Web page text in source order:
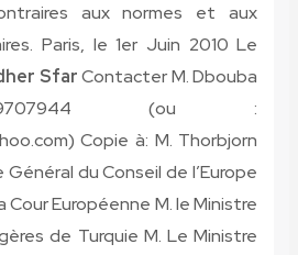
aux normes et aux
Paris, le 1er Juin 2010 Le
SfarContacter M. Dbouba
(ou :
Copie à: M. Thorbjorn
du Conseil de l’Europe
Cour Européenne M. le Ministre
de Turquie M. Le Ministre